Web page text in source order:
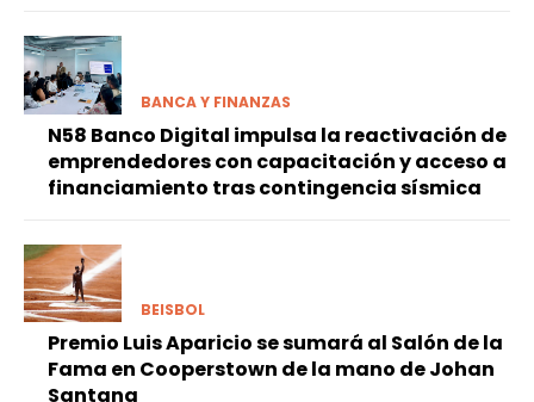
BANCA Y FINANZAS
N58 Banco Digital impulsa la reactivación de
emprendedores con capacitación y acceso a
financiamiento tras contingencia sísmica
BEISBOL
Premio Luis Aparicio se sumará al Salón de la
Fama en Cooperstown de la mano de Johan
Santana